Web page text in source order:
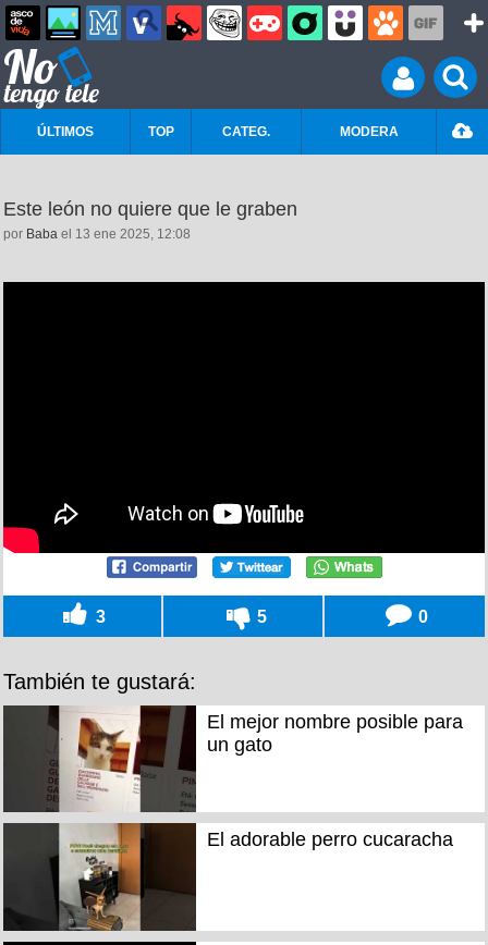
ÚLTIMOS TOP CATEG. MODERA
Este león no quiere que le graben
por Baba el 13 ene 2025, 12:08
3 5 0
También te gustará:
El mejor nombre posible para
un gato
El adorable perro cucaracha